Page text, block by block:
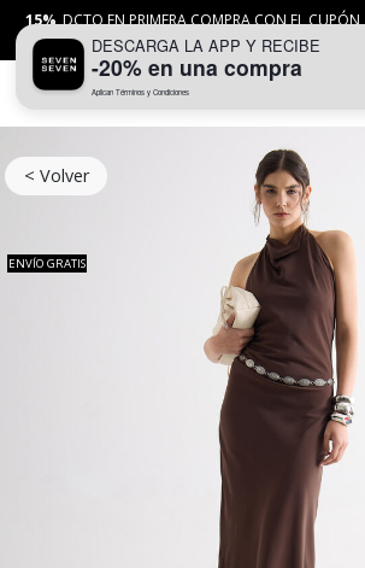
15% DCTO EN PRIMERA COMPRA CON EL CUPÓN
APLICANTYC
< Volver
ENVÍO GRATIS
DESCARGA LA APP Y RECIBE
-20% en una compra
Aplican Términos y Condiciones